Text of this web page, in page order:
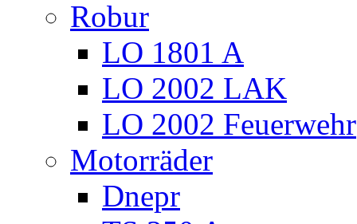
Robur
LO 1801 A
LO 2002 LAK
LO 2002 Feuerwehr
Motorräder
Dnepr